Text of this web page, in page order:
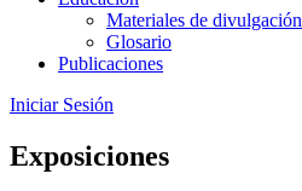
Materiales de divulgación
Glosario
Publicaciones
Iniciar Sesión
Exposiciones